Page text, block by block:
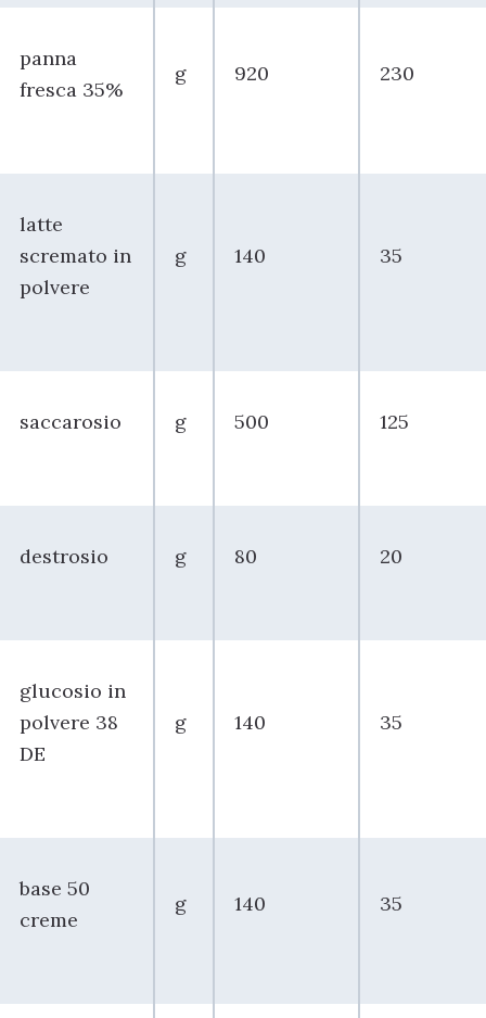
panna
fresca 35%
g 920 230
latte
scremato in
polvere
g 140 35
saccarosio g 500 125
destrosio g 80 20
glucosio in
polvere 38
DE
g 140 35
base 50
creme
g 140 35